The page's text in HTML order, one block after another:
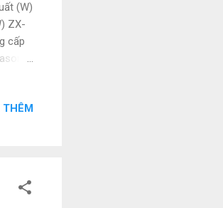
(W)
ZX-
cấp
THÊM